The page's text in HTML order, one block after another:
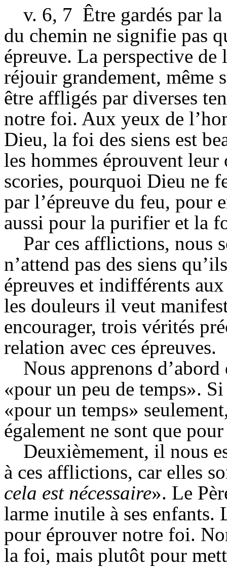
v. 6, 7 Être gardés par
du chemin ne signifie pas
épreuve. La perspective de
réjouir grandement, même
être affligés par diverses
notre foi. Aux yeux de
Dieu, la foi des siens est
les hommes éprouvent
scories, pourquoi Dieu ne
par l’épreuve du feu, pour
aussi pour la purifier et la
Par ces afflictions, nous
n’attend pas des siens
épreuves et indifférents
les douleurs il veut
encourager, trois vérités
relation avec ces épreuves.
Nous apprenons
«pour un peu de temps».
«pour un temps»
également ne sont que
Deuxièmement, il nous
à ces afflictions, car elles
cela est nécessaire». Le
larme inutile à ses enfants.
pour éprouver notre foi.
la foi, mais plutôt pour